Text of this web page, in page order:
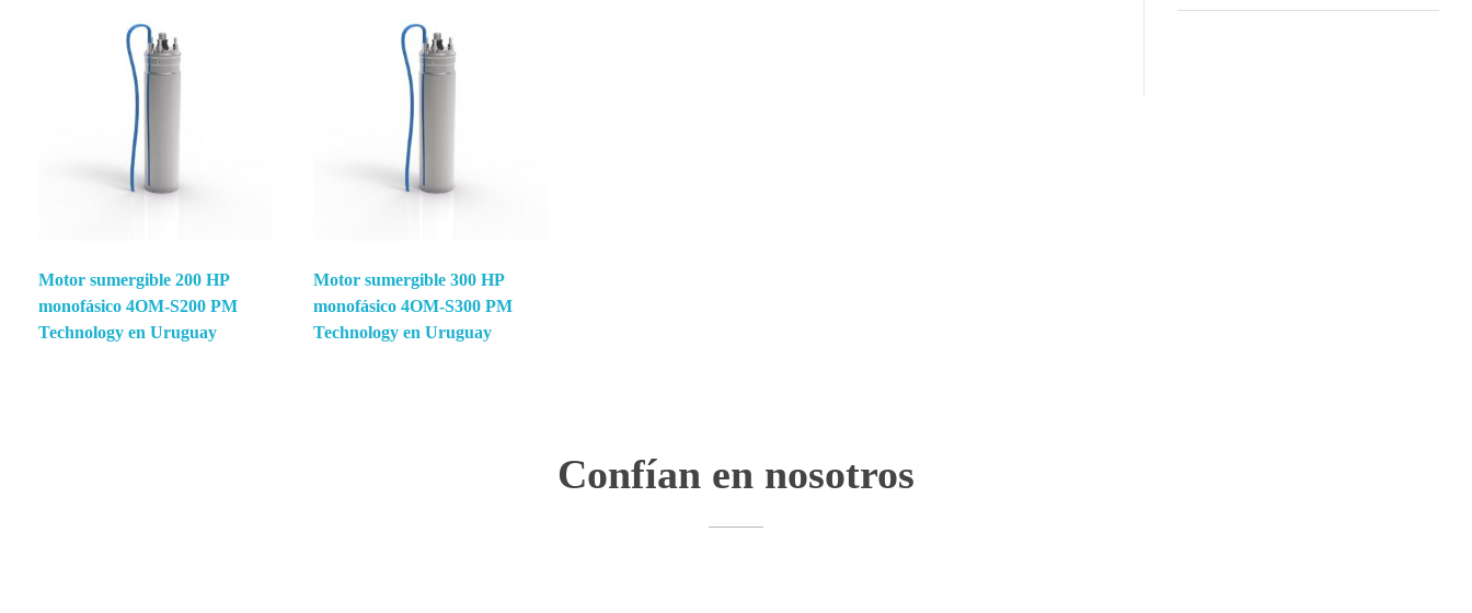
Motor sumergible 200 HP
monofásico 4OM-S200 PM
Technology en Uruguay
Motor sumergible 300 HP
monofásico 4OM-S300 PM
Technology en Uruguay
Confían en nosotros